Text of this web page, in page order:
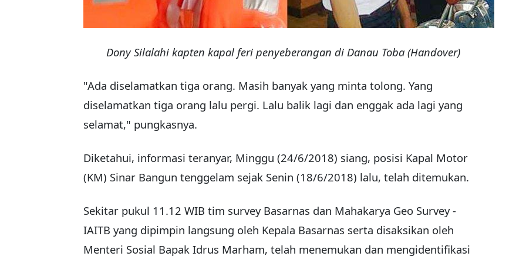
Dony Silalahi kapten kapal feri penyeberangan di Danau Toba (Handover)
"Ada diselamatkan tiga orang. Masih banyak yang minta tolong. Yang
diselamatkan tiga orang lalu pergi. Lalu balik lagi dan enggak ada lagi yang
selamat," pungkasnya.
Diketahui, informasi teranyar, Minggu (24/6/2018) siang, posisi Kapal Motor
(KM) Sinar Bangun tenggelam sejak Senin (18/6/2018) lalu, telah ditemukan.
Sekitar pukul 11.12 WIB tim survey Basarnas dan Mahakarya Geo Survey -
IAITB yang dipimpin langsung oleh Kepala Basarnas serta disaksikan oleh
Menteri Sosial Bapak Idrus Marham, telah menemukan dan mengidentifikasi